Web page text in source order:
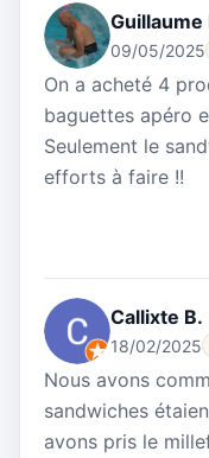
Guillaume
09/05/2025
On a acheté 4
baguettes apéro
Seulement le
efforts à faire !!
Callixte B.
18/02/2025
Nous avons
sandwiches
avons pris le